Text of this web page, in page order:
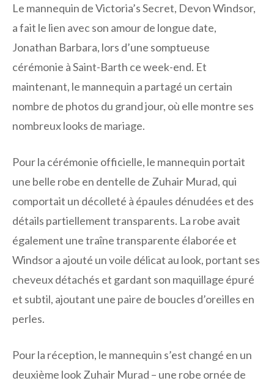
Le mannequin de Victoria’s Secret, Devon Windsor,
a fait le lien avec son amour de longue date,
Jonathan Barbara, lors d’une somptueuse
cérémonie à Saint-Barth ce week-end. Et
maintenant, le mannequin a partagé un certain
nombre de photos du grand jour, où elle montre ses
nombreux looks de mariage.
Pour la cérémonie officielle, le mannequin portait
une belle robe en dentelle de Zuhair Murad, qui
comportait un décolleté à épaules dénudées et des
détails partiellement transparents. La robe avait
également une traîne transparente élaborée et
Windsor a ajouté un voile délicat au look, portant ses
cheveux détachés et gardant son maquillage épuré
et subtil, ajoutant une paire de boucles d’oreilles en
perles.
Pour la réception, le mannequin s’est changé en un
deuxième look Zuhair Murad – une robe ornée de